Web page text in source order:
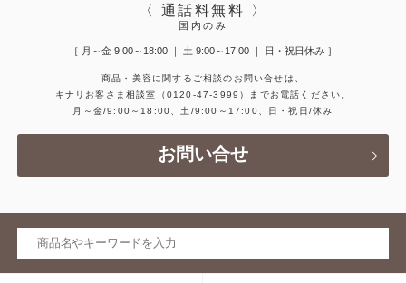
〈 通話料無料 〉
国内のみ
［ 月～金 9:00～18:00 ｜ 土 9:00～17:00 ｜ 日・祝日休み ］
商品・美容に関するご相談のお問い合せは、
キナリお客さま相談室
（0120-47-3999）
までお電話ください。
月～金/9:00～18:00、土/9:00～17:00、日・祝日/休み
お問い合せ